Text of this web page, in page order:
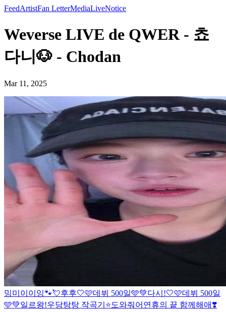
FeedArtistFan LetterMediaLiveNotice
Weverse LIVE de QWER - 쵸
다니🐶 - Chodan
Mar 11, 2025
밍미이이잉🐾💘후후🤍🩷데뷔 500일🩵💚다시!🤍🩷데뷔 500일
🩵💚일르왕!우당탕탕 작곡기⭐️도와줘어 연휴의 끝 함께해애❣️